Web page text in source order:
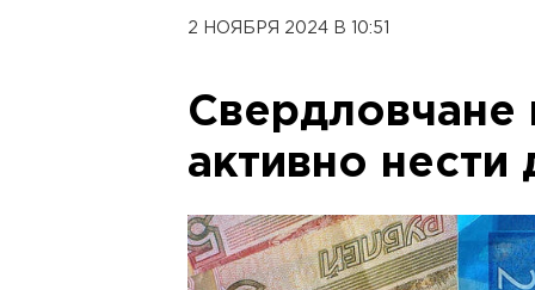
2 НОЯБРЯ 2024 В 10:51
активно нести